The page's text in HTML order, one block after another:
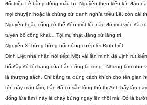
đổi triều Lê bằng dòng máu họ Nguỹên theo kiểu kín đáo
mọi chuyện hoặc là chúng cứ danh nghĩa triều Lê, còn cái
Nguyễn hoặc cũng có thể đến một lúc nào đó mọi việc đã
tuyên bố công khai… Tội mụ thật đáng xử lăng trì.
Nguyễn Xí bừng bừng nổi nóng cướp lời Đinh Liệt.
Đinh Liệt nhã nhặn nói tiếp: Một vài lần mình đã định rút
bố đầy đủ tội trạng của hắn cũng là xong ! Nhưng làm như
là thượng sách. Chi bằng ta dùng cách khích cho tên gian
tên này máu lắm, hắn đã có sẵn lòng thù thị Anh bấy lâu
đống lửa âm ỉ này là chaý bùng ngay lên thôi mà. Đó là